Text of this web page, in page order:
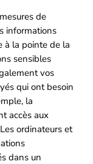
de
informations
à la pointe de la
sensibles
vos
qui ont besoin
la
accès aux
ordinateurs et
dans un